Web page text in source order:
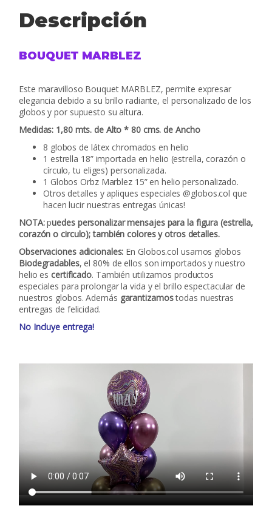
Descripción
BOUQUET MARBLEZ
Este maravilloso Bouquet MARBLEZ, permite expresar
elegancia debido a su brillo radiante, el personalizado de los
globos y por supuesto su altura.
Medidas: 1,80 mts. de Alto * 80 cms. de Ancho
8 globos de látex chromados en helio
1 estrella 18” importada en helio (estrella, corazón o
círculo, tu eliges) personalizada.
1 Globos Orbz Marblez 15” en helio personalizado.
Otros detalles y apliques especiales @globos.col que
hacen lucir nuestras entregas únicas!
NOTA:puedes personalizar mensajes para la figura (estrella,
corazón o circulo); también colores y otros detalles.
Observaciones adicionales: En Globos.col usamos globos
Biodegradables, el 80% de ellos son importados y nuestro
helio escertificado. También utilizamos productos
especiales para prolongar la vida y el brillo espectacular de
nuestros globos. Además garantizamostodas nuestras
entregas de felicidad.
No Incluye entrega!